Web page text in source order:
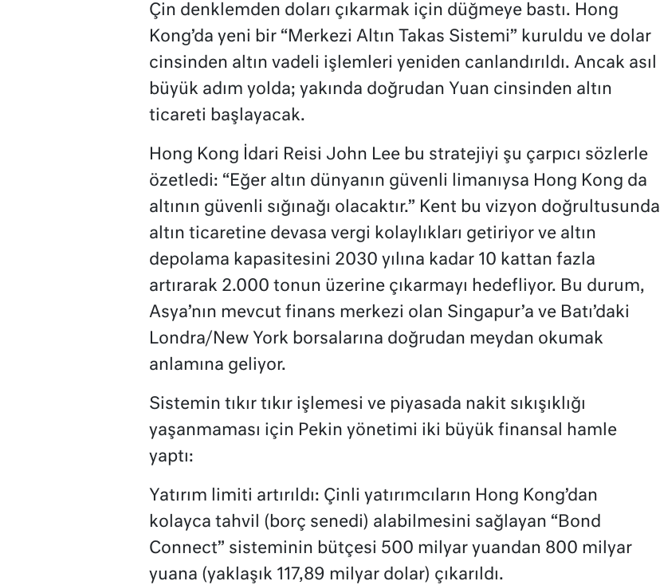
Çin denklemden doları çıkarmak için düğmeye bastı. Hong
Kong’da yeni bir “Merkezi Altın Takas Sistemi” kuruldu ve dolar
cinsinden altın vadeli işlemleri yeniden canlandırıldı. Ancak asıl
büyük adım yolda; yakında doğrudan Yuan cinsinden altın
ticareti başlayacak.
Hong Kong İdari Reisi John Lee bu stratejiyi şu çarpıcı sözlerle
özetledi: “Eğer altın dünyanın güvenli limanıysa Hong Kong da
altının güvenli sığınağı olacaktır.” Kent bu vizyon doğrultusunda
altın ticaretine devasa vergi kolaylıkları getiriyor ve altın
depolama kapasitesini 2030 yılına kadar 10 kattan fazla
artırarak 2.000 tonun üzerine çıkarmayı hedefliyor. Bu durum,
Asya’nın mevcut finans merkezi olan Singapur’a ve Batı’daki
Londra/New York borsalarına doğrudan meydan okumak
anlamına geliyor.
Sistemin tıkır tıkır işlemesi ve piyasada nakit sıkışıklığı
yaşanmaması için Pekin yönetimi iki büyük finansal hamle
yaptı:
Yatırım limiti artırıldı: Çinli yatırımcıların Hong Kong’dan
kolayca tahvil (borç senedi) alabilmesini sağlayan “Bond
Connect” sisteminin bütçesi 500 milyar yuandan 800 milyar
yuana (yaklaşık 117,89 milyar dolar) çıkarıldı.